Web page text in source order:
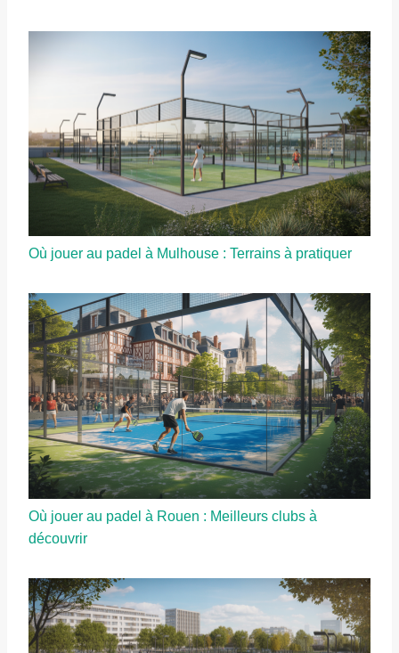
Où jouer au padel à Mulhouse : Terrains à pratiquer
Où jouer au padel à Rouen : Meilleurs clubs à
découvrir